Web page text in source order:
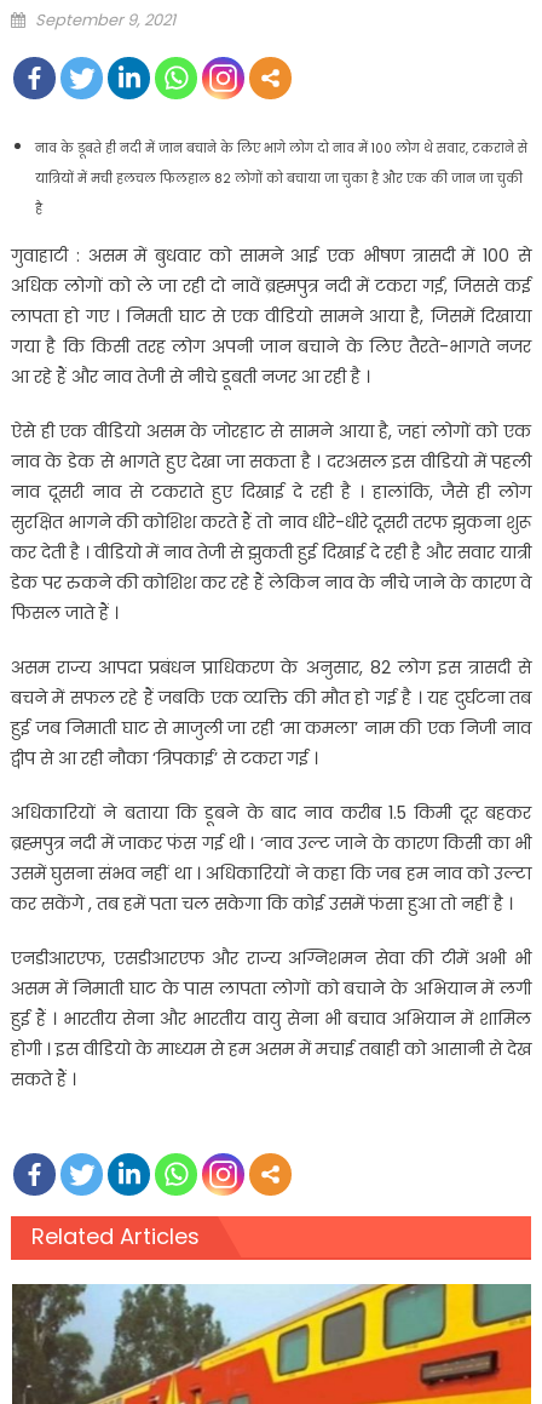
Posted
September 9, 2021
नाव के डूबते ही नदी में जान बचाने के लिए भागे लोग दो नाव में 100 लोग थे सवार, टकराने से
यात्रियों में मची हलचल फिलहाल 82 लोगों को बचाया जा चुका है और एक की जान जा चुकी
है
गुवाहाटी : असम में बुधवार को सामने आई एक भीषण त्रासदी में 100 से
अधिक लोगों को ले जा रही दो नावें ब्रह्मपुत्र नदी में टकरा गईं, जिससे कई
लापता हो गए । निमती घाट से एक वीडियो सामने आया है, जिसमें दिखाया
गया है कि किसी तरह लोग अपनी जान बचाने के लिए तैरते-भागते नजर
आ रहे हैं और नाव तेजी से नीचे डूबती नजर आ रही है ।
ऐसे ही एक वीडियो असम के जोरहाट से सामने आया है, जहां लोगों को एक
नाव के डेक से भागते हुए देखा जा सकता है । दरअसल इस वीडियो में पहली
नाव दूसरी नाव से टकराते हुए दिखाई दे रही है । हालांकि, जैसे ही लोग
सुरक्षित भागने की कोशिश करते हैं तो नाव धीरे-धीरे दूसरी तरफ झुकना शुरू
कर देती है । वीडियो में नाव तेजी से झुकती हुई दिखाई दे रही है और सवार यात्री
डेक पर रुकने की कोशिश कर रहे हैं लेकिन नाव के नीचे जाने के कारण वे
फिसल जाते हैं ।
असम राज्य आपदा प्रबंधन प्राधिकरण के अनुसार, 82 लोग इस त्रासदी से
बचने में सफल रहे हैं जबकि एक व्यक्ति की मौत हो गई है । यह दुर्घटना तब
हुई जब निमाती घाट से माजुली जा रही ‘मा कमला’ नाम की एक निजी नाव
द्वीप से आ रही नौका ‘त्रिपकाई’ से टकरा गई ।
अधिकारियों ने बताया कि डूबने के बाद नाव करीब 1.5 किमी दूर बहकर
ब्रह्मपुत्र नदी में जाकर फंस गई थी । ‘नाव उल्ट जाने के कारण किसी का भी
उसमें घुसना संभव नहीं था । अधिकारियों ने कहा कि जब हम नाव को उल्टा
कर सकेंगे , तब हमें पता चल सकेगा कि कोई उसमें फंसा हुआ तो नहीं है ।
एनडीआरएफ, एसडीआरएफ और राज्य अग्निशमन सेवा की टीमें अभी भी
असम में निमाती घाट के पास लापता लोगों को बचाने के अभियान में लगी
हुई हैं । भारतीय सेना और भारतीय वायु सेना भी बचाव अभियान में शामिल
होगी । इस वीडियो के माध्यम से हम असम में मचाई तबाही को आसानी से देख
सकते हैं ।
Related Articles